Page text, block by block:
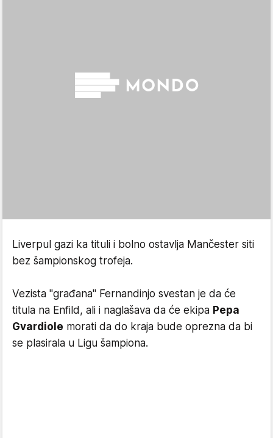
Liverpul gazi ka tituli i bolno ostavlja Mančester siti
bez šampionskog trofeja.
Vezista "građana" Fernandinjo svestan je da će
titula na Enfild, ali i naglašava da će ekipa Pepa
Gvardiole morati da do kraja bude oprezna da bi
se plasirala u Ligu šampiona.